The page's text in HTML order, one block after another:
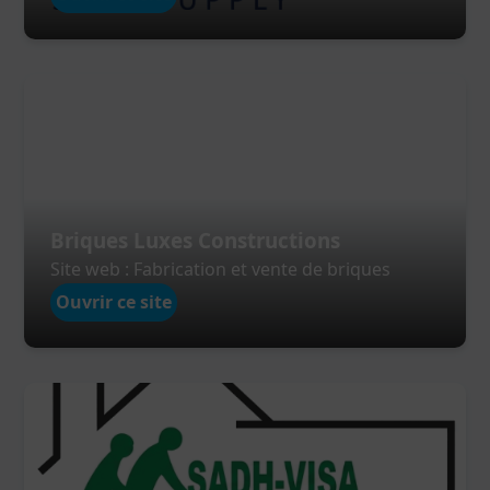
Site web : Fabrication et vente de briques
Ouvrir ce site
Site web: commander la conception d'un
site web professionnel.Cliquez ici
Application mobile
: commander la
conception d'une application
mobile(Android, iOS).Cliquez ici